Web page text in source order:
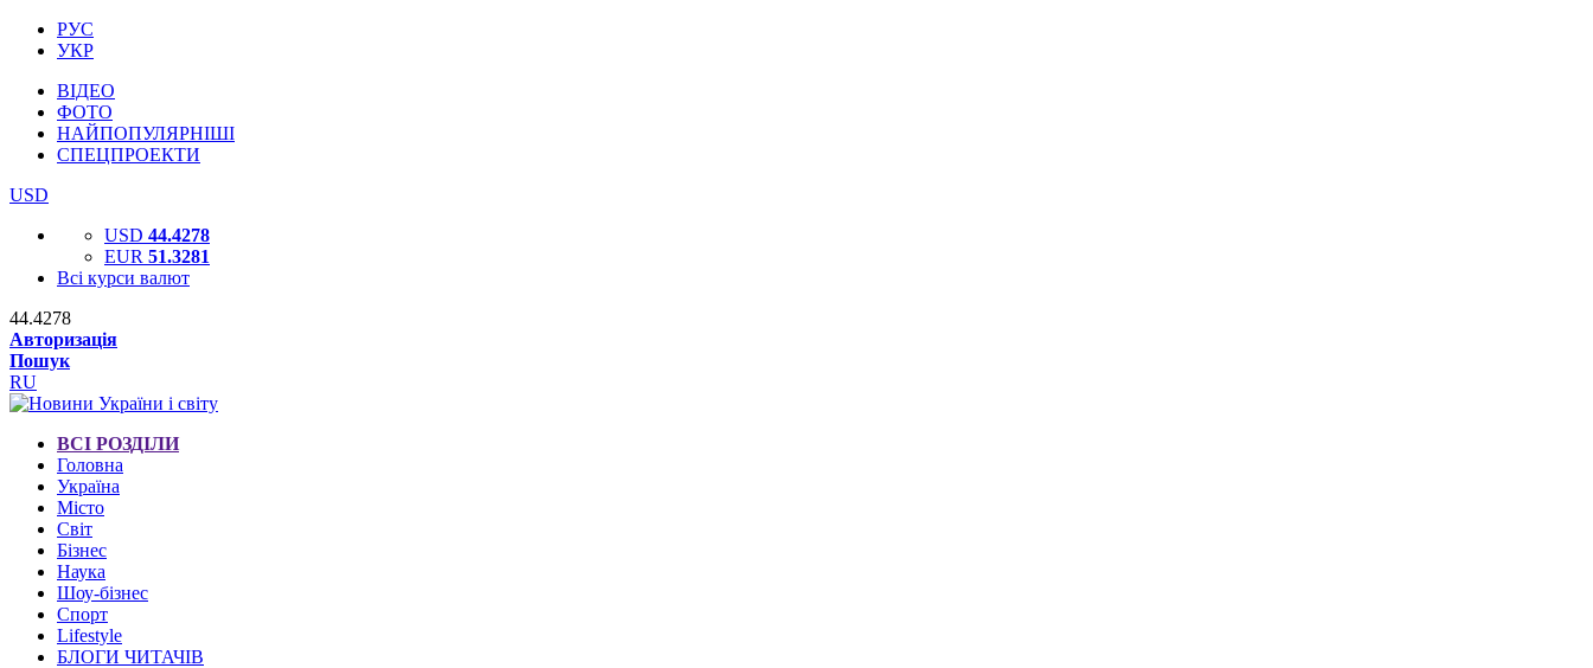
РУС
УКР
ВІДЕО
ФОТО
НАЙПОПУЛЯРНІШІ
СПЕЦПРОЕКТИ
USD
USD 44.4278
EUR 51.3281
Всі курси валют
44.4278
Авторизація
Пошук
RU
ВСІ РОЗДІЛИ
Головна
Україна
Місто
Світ
Бізнес
Наука
Шоу-бізнес
Спорт
Lifestyle
БЛОГИ ЧИТАЧІВ